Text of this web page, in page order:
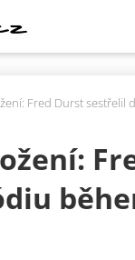
Fred Durst